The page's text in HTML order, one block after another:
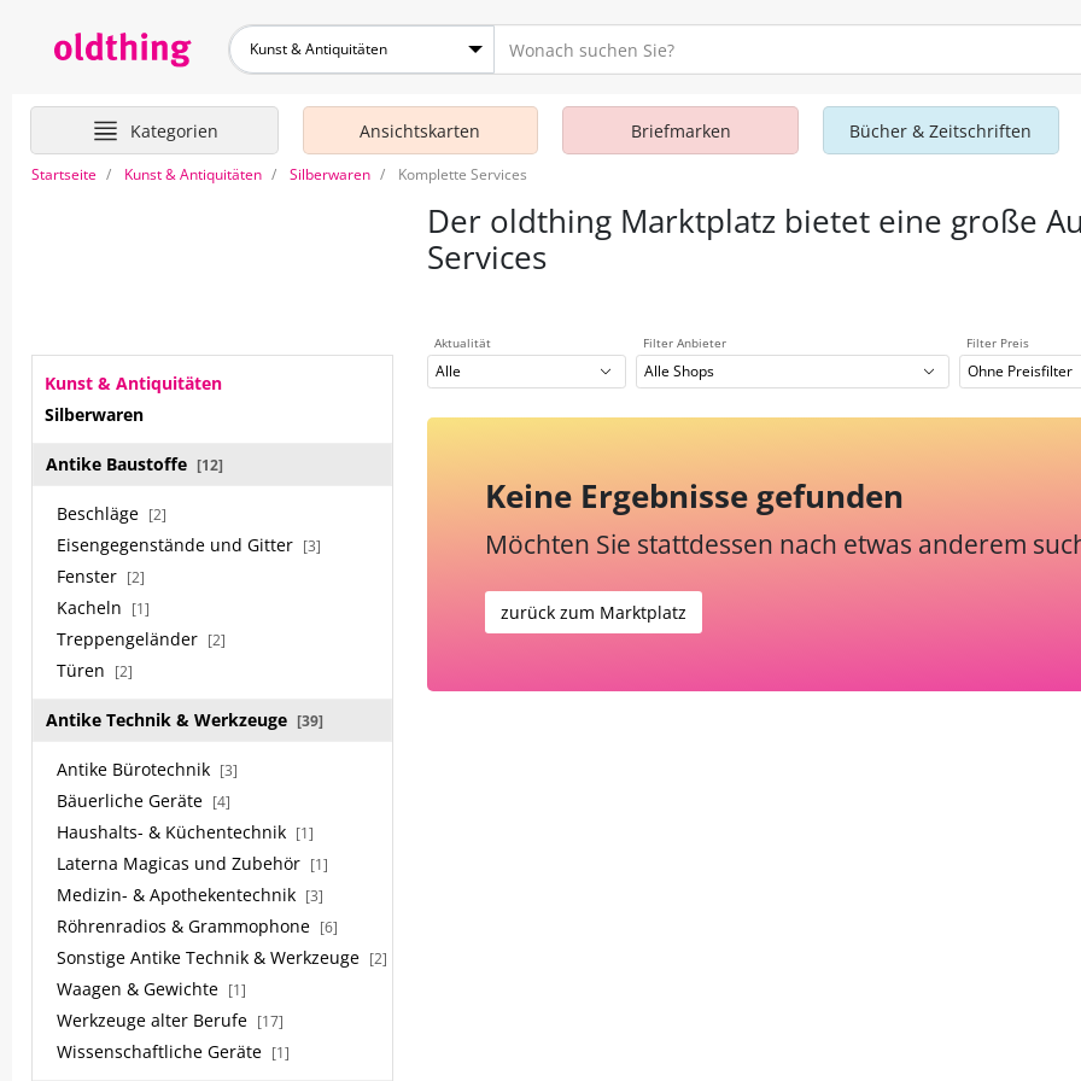
Kunst & Antiquitäten
Kategorien Ansichtskarten Briefmarken Bücher & Zeitschriften
Startseite Kunst & Antiquitäten Silberwaren Komplette Services
Der oldthing Marktplatz bietet eine große
Services
Kunst & Antiquitäten
Silberwaren
Antike Baustoffe [12]
Beschläge [2]
Eisengegenstände und Gitter [3]
Fenster [2]
Kacheln [1]
Treppengeländer [2]
Türen [2]
Antike Technik & Werkzeuge [39]
Antike Bürotechnik [3]
Bäuerliche Geräte [4]
Haushalts- & Küchentechnik [1]
Laterna Magicas und Zubehör [1]
Medizin- & Apothekentechnik [3]
Röhrenradios & Grammophone [6]
Sonstige Antike Technik & Werkzeuge [2]
Waagen & Gewichte [1]
Werkzeuge alter Berufe [17]
Wissenschaftliche Geräte [1]
Aktualität
Alle
Filter Anbieter
Alle Shops
Filter Preis
Ohne Preisfilter
Keine Ergebnisse gefunden
Möchten Sie stattdessen nach etwas anderem
zurück zum Marktplatz